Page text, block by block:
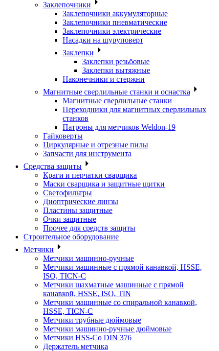
Заклепочники
Заклепочники аккумуляторные
Заклепочники пневматические
Заклепочники электрические
Насадки на шуруповерт
Заклепки
Заклепки резьбовые
Заклепки вытяжные
Наконечники и стержни
Магнитные сверлильные станки и оснастка
Магнитные сверлильные станки
Переходники для магнитных сверлильных
станков
Патроны для метчиков Weldon-19
Гайковерты
Циркулярные и отрезные пилы
Запчасти для инструмента
Средства защиты
Краги и перчатки сварщика
Маски сварщика и защитные щитки
Светофильтры
Диоптрические линзы
Пластины защитные
Очки защитные
Прочее для средств защиты
Строительное оборудование
Метчики
Метчики машинно-ручные
Метчики машинные с прямой канавкой, HSSE,
ISO, TICN-C
Метчики шахматные машинные с прямой
канавкой, HSSE, ISO, TIN
Метчики машинные со спиральной канавкой,
HSSE, TICN-C
Метчики трубные дюймовые
Метчики машинно-ручные дюймовые
Метчики HSS-Co DIN 376
Держатель метчика